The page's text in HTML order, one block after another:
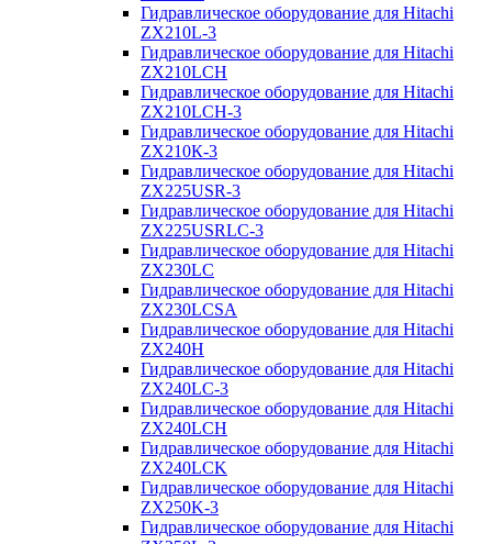
Гидравлическое оборудование для Hitachi
ZX210L-3
Гидравлическое оборудование для Hitachi
ZX210LCH
Гидравлическое оборудование для Hitachi
ZX210LCH-3
Гидравлическое оборудование для Hitachi
ZX210К-3
Гидравлическое оборудование для Hitachi
ZX225USR-3
Гидравлическое оборудование для Hitachi
ZX225USRLC-3
Гидравлическое оборудование для Hitachi
ZX230LC
Гидравлическое оборудование для Hitachi
ZX230LCSA
Гидравлическое оборудование для Hitachi
ZX240H
Гидравлическое оборудование для Hitachi
ZX240LC-3
Гидравлическое оборудование для Hitachi
ZX240LCH
Гидравлическое оборудование для Hitachi
ZX240LCK
Гидравлическое оборудование для Hitachi
ZX250K-3
Гидравлическое оборудование для Hitachi